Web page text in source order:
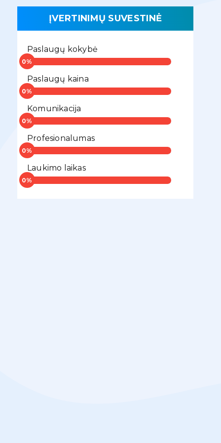
ĮVERTINIMŲ SUVESTINĖ
Paslaugų kokybė
Paslaugų kaina
Komunikacija
Profesionalumas
Laukimo laikas